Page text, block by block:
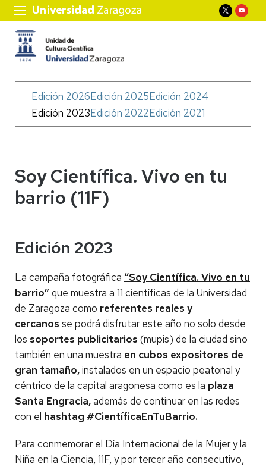
Menú
Soy
Científica
Edición 2026Edición 2025Edición 2024
Edición 2023Edición 2022Edición 2021
Soy Científica. Vivo en tu
barrio (11F)
Edición 2023
La campaña fotográfica “Soy Científica. Vivo en tu
barrio”que muestra a 11 científicas de la Universidad
de Zaragoza como referentes reales y
cercanos se podrá disfrutar este año no solo desde
los soportes publicitarios (mupis) de la ciudad sino
también en una muestra en cubos expositores de
gran tamaño,instalados en un espacio peatonal y
céntrico de la capital aragonesa como es la plaza
Santa Engracia,además de continuar en las redes
con el hashtag #CientíficaEnTuBarrio.
Para conmemorar el Día Internacional de la Mujer y la
Niña en la Ciencia, 11F, y por tercer año consecutivo,